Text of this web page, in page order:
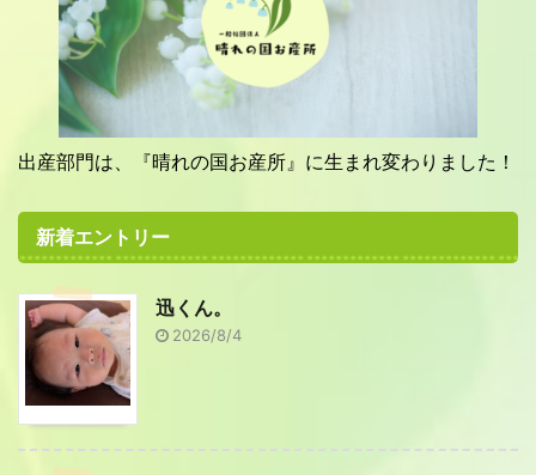
出産部門は、『晴れの国お産所』に生まれ変わりました！
新着エントリー
迅くん。
2026/8/4